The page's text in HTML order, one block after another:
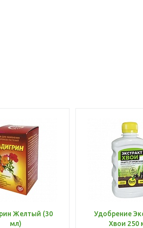
Желтый (30
мл)
Удобрение
Хвои 250